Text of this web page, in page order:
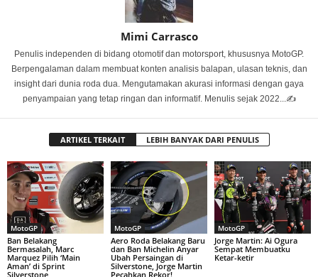
Mimi Carrasco
Penulis independen di bidang otomotif dan motorsport, khususnya MotoGP.
Berpengalaman dalam membuat konten analisis balapan, ulasan teknis, dan
insight dari dunia roda dua. Mengutamakan akurasi informasi dengan gaya
penyampaian yang tetap ringan dan informatif. Menulis sejak 2022...✍️
ARTIKEL TERKAIT LEBIH BANYAK DARI PENULIS
MotoGP
Ban Belakang
Bermasalah, Marc
Marquez Pilih ‘Main
Aman’ di Sprint
Silverstone
MotoGP
Aero Roda Belakang Baru
dan Ban Michelin Anyar
Ubah Persaingan di
Silverstone, Jorge Martin
Pecahkan Rekor!
MotoGP
Jorge Martin: Ai Ogura
Sempat Membuatku
Ketar-ketir